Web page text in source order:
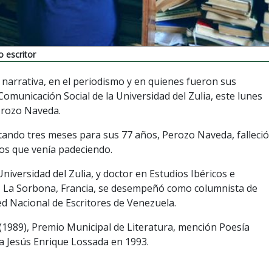
escritor
en el periodismo y en quienes fueron sus
Social de la Universidad del Zulia, este lunes
Naveda.
tres meses para sus 77 años, Perozo Naveda, falleció
que venía padeciendo.
del Zulia, y doctor en Estudios Ibéricos e
Sorbona, Francia, se desempeñó como columnista de
Nacional de Escritores de Venezuela.
Premio Municipal de Literatura, mención Poesía
Enrique Lossada en 1993.